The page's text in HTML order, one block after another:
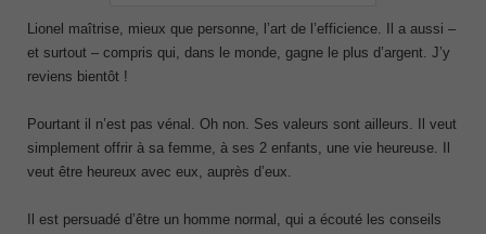
Lionel maîtrise, mieux que personne, l’art de l’efficience. Il a aussi –
et surtout – compris qui, dans le monde, gagne le plus d’argent. J’y
reviens bientôt !
Pourtant il n’est pas vénal. Oh non. Ses valeurs sont ailleurs. Il veut
simplement offrir à sa femme, à ses 2 enfants, une vie heureuse. Il
veut être heureux avec eux, auprès d’eux.
Il est persuadé d’être un homme normal, qui a écouté les conseils